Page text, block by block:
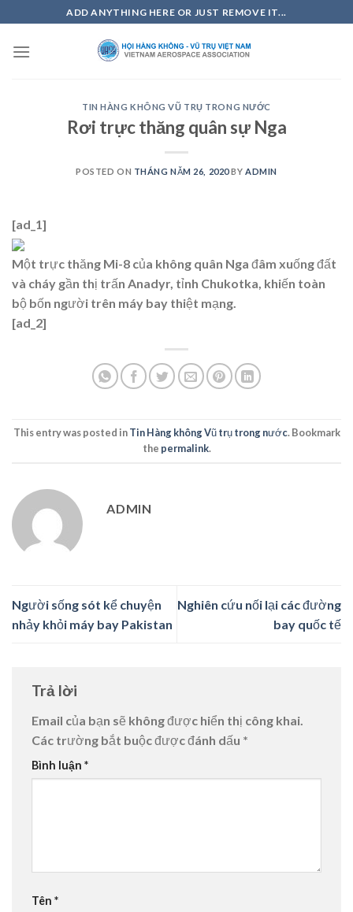
to
content
ADD ANYTHING HERE OR JUST REMOVE IT...
TIN HÀNG KHÔNG VŨ TRỤ TRONG NƯỚC
Rơi trực thăng quân sự Nga
POSTED ON THÁNG NĂM 26, 2020BY ADMIN
[ad_1]
Một trực thăng Mi-8 của không quân Nga đâm xuống đất
và cháy gần thị trấn Anadyr, tỉnh Chukotka, khiến toàn
bộ bốn người trên máy bay thiệt mạng.
[ad_2]
This entry was posted inTin Hàng không Vũ trụ trong nước. Bookmark
the permalink.
ADMIN
Người sống sót kể chuyện
nhảy khỏi máy bay Pakistan
Nghiên cứu nối lại các đường
bay quốc tế
Trả lời
Email của bạn sẽ không được hiển thị công khai.
Các trường bắt buộc được đánh dấu *
Bình luận *
Tên *